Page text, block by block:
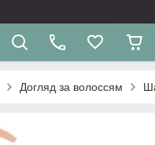
Догляд за волоссям